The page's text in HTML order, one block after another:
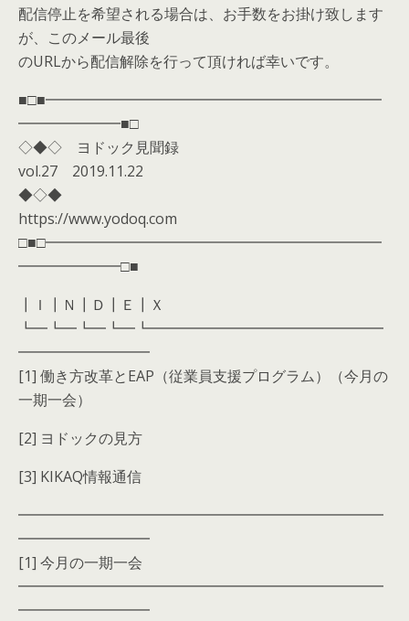
配信停止を希望される場合は、お手数をお掛け致します
が、このメール最後
のURLから配信解除を行って頂ければ幸いです。
■□■━━━━━━━━━━━━━━━━━━━━━━━
━━━━━━━■□
◇◆◇ ヨドック見聞録
vol.27 2019.11.22
◆◇◆
https://www.yodoq.com
□■□━━━━━━━━━━━━━━━━━━━━━━━
━━━━━━━□■
┃Ｉ┃Ｎ┃Ｄ┃Ｅ┃Ｘ
┗━┗━┗━┗━┗━━━━━━━━━━━━━━━━
━━━━━━━━━
[1] 働き方改革とEAP（従業員支援プログラム）（今月の
一期一会）
[2] ヨドックの見方
[3] KIKAQ情報通信
━━━━━━━━━━━━━━━━━━━━━━━━━
━━━━━━━━━
[1] 今月の一期一会
━━━━━━━━━━━━━━━━━━━━━━━━━
━━━━━━━━━